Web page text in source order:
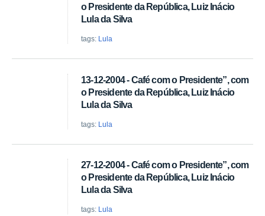
o Presidente da República, Luiz Inácio
Lula da Silva
tags: Lula
13-12-2004 - Café com o Presidente”, com
o Presidente da República, Luiz Inácio
Lula da Silva
tags: Lula
27-12-2004 - Café com o Presidente”, com
o Presidente da República, Luiz Inácio
Lula da Silva
tags: Lula